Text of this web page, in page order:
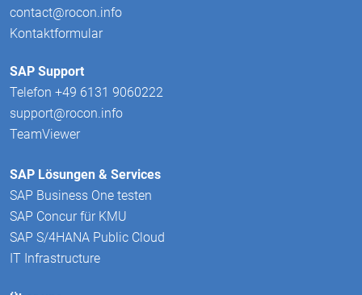
contact@rocon.info
Kontaktformular
SAP Support
Telefon +49 6131 9060222
support@rocon.info
TeamViewer
SAP Lösungen & Services
SAP Business One testen
SAP Concur für KMU
SAP S/4HANA Public Cloud
IT Infrastructure